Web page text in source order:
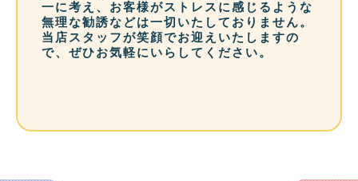
一に考え、お客様がストレスに感じるような
無理な勧誘などは一切いたしておりません。
当店スタッフが笑顔でお迎えいたしますの
で、ぜひお気軽にいらしてください。